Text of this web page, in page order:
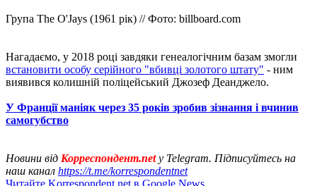
Група The O'Jays (1961 рік) // Фото: billboard.com
Нагадаємо, у 2018 році завдяки генеалогічним базам змогли
встановити особу серійного "вбивці золотого штату" - ним
виявився колишній поліцейський Джозеф Деанджело.
У Франції маніяк через 35 років зробив зізнання і вчинив
самогубство
Новини від Корреспондент.netу Telegram. Підписуйтесь на
наш канал https://t.me/korrespondentnet
Читайте Korrespondent.net в Google News